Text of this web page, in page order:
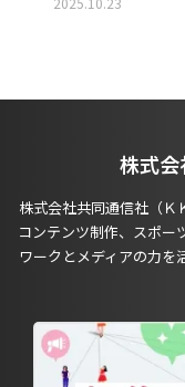
株式会
株式会社共同通信社（Ｋ
コンテンツ制作、スポー
ワークとメディアの力を